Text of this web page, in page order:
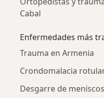
Cabal
Enfermedades más
Trauma en Armenia
Crondomalacia
Desgarre de